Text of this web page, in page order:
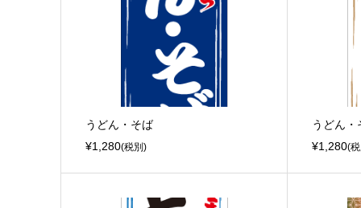
うどん・そば
¥1,280(税別)
うどん・
¥1,280(